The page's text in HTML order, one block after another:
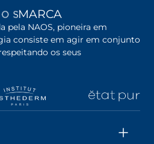
ABRE EM UMA NOVA
MARCA
pela NAOS, pioneira em
consiste em agir em conjunto
os seus
nova guiaabre em uma nova